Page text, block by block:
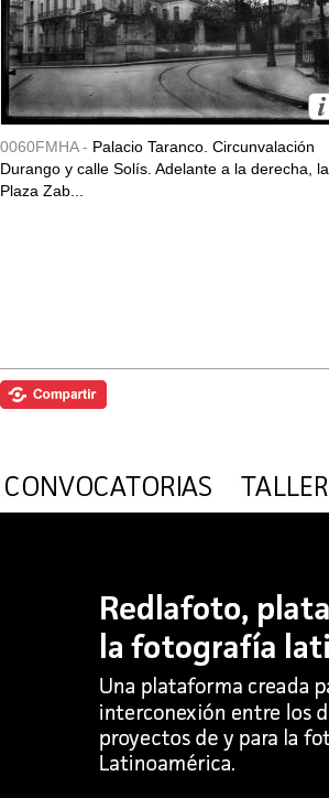
0060FMHA - Palacio Taranco. Circunvalación
Durango y calle Solís. Adelante a la derecha, la
Plaza Zab...